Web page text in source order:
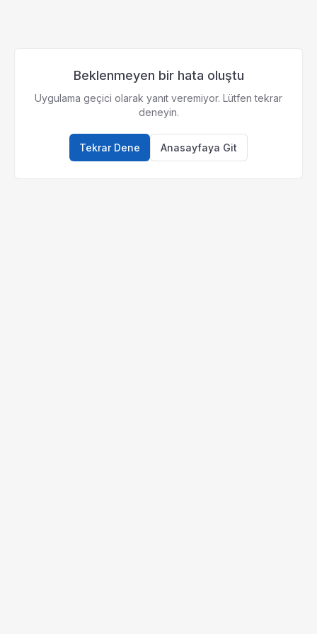
Beklenmeyen bir hata oluştu
Uygulama geçici olarak yanıt veremiyor. Lütfen tekrar
deneyin.
Tekrar Dene Anasayfaya Git